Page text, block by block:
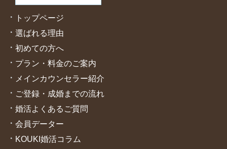
トップページ
選ばれる理由
初めての方へ
プラン・料金のご案内
メインカウンセラー紹介
ご登録・成婚までの流れ
婚活よくあるご質問
会員データー
KOUKI婚活コラム